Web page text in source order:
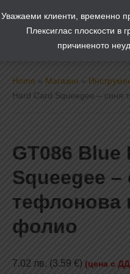
Home » Магазин »
Hard Card Squeegee – синя
GT086 Blue
Squeegee –
тефлонова
фолио
7.02 лв. (3.59 €) (цена с
Уважаеми клиенти, временно
Плексиглас плоскости в
причиненото